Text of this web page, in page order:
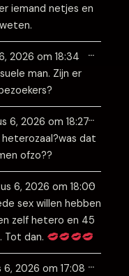
iemand netjes en
2026 om 18:34
man. Zijn er
…
Wissel
deze
6, 2026 om 18:27
dat
ofzo??
…
Wissel
deze
6, 2026 om 18:00
sex willen hebben
zelf hetero en 45
Tot dan.
…
Wissel
deze
6, 2026 om 17:08 …
Wissel
deze